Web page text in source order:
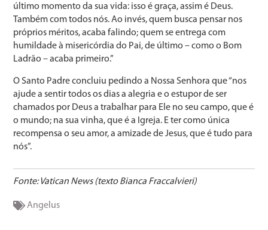
último momento da sua vida: isso é graça, assim é Deus.
Também com todos nós. Ao invés, quem busca pensar nos
próprios méritos, acaba falindo; quem se entrega com
humildade à misericórdia do Pai, de último – como o Bom
Ladrão – acaba primeiro.”
O Santo Padre concluiu pedindo a Nossa Senhora que “nos
ajude a sentir todos os dias a alegria e o estupor de ser
chamados por Deus a trabalhar para Ele no seu campo, que é
o mundo; na sua vinha, que é a Igreja. E ter como única
recompensa o seu amor, a amizade de Jesus, que é tudo para
nós”.
Fonte: Vatican News (texto Bianca Fraccalvieri)
Angelus